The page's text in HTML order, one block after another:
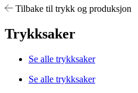
Tilbake til trykk og produksjon
Trykksaker
Se alle trykksaker
Se alle trykksaker